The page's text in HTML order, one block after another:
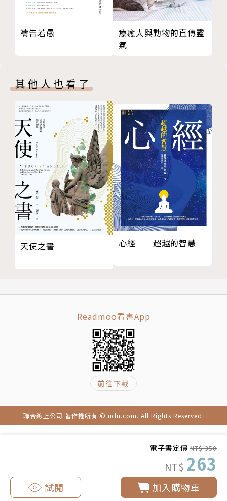
電子書定價 NT$ 350
NT$ 263
加入購物車
試閱
愛的力量
耶穌比這更寶貴
全獻在壇上
為義受苦
專心祈禱
信心的眼光
快樂接受神的旨意
全無阻隔在主與我靈之間
信心的腳步
神能力的彰顯
在風雨中歌唱
默想十字架
神的磨石
與神同行
靈命漸長
禱告若愚
療癒人與動物的直傳靈
氣
其他人也看了
天使之書 心經──超越的智慧
Readmoo看書App
前往下載
聯合線上公司 著作權所有 © udn.com. All Rights Reserved.